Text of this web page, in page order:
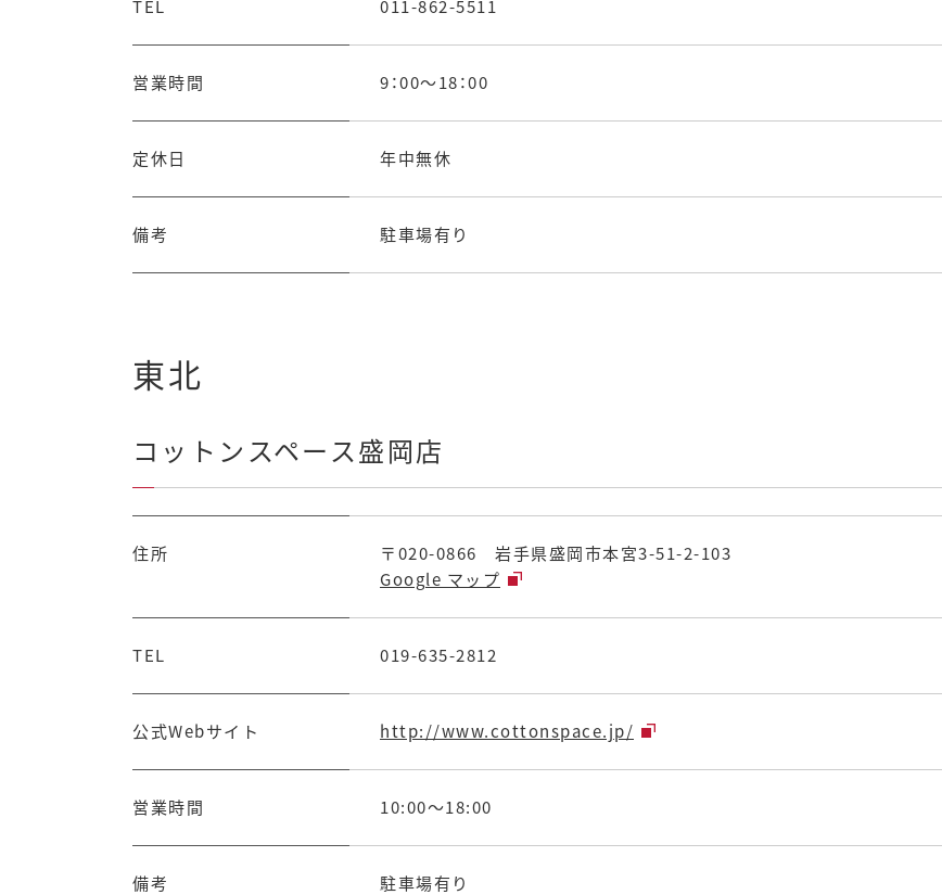
TEL 011-862-5511
営業時間 9：00～18：00
定休日 年中無休
備考 駐車場有り
東北
コットンスペース盛岡店
住所
〒020-0866 岩手県盛岡市本宮3-51-2-103
Google マップ
TEL 019-635-2812
公式Webサイト http://www.cottonspace.jp/
営業時間 10:00～18:00
備考 駐車場有り